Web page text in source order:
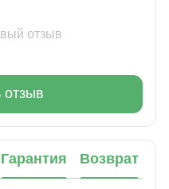
отзыв
отзыв
Гарантия Возврат